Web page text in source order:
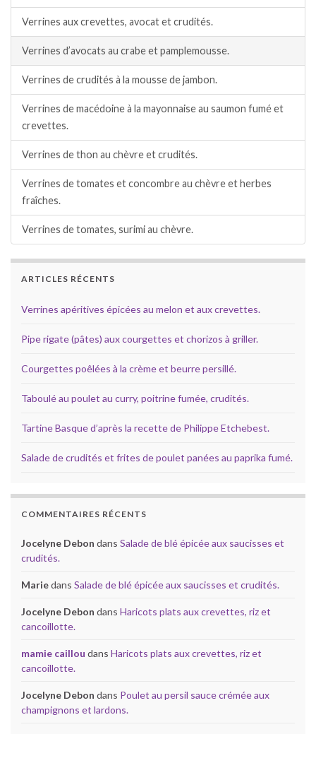
Verrines aux crevettes, avocat et crudités.
Verrines d’avocats au crabe et pamplemousse.
Verrines de crudités à la mousse de jambon.
Verrines de macédoine à la mayonnaise au saumon fumé et
crevettes.
Verrines de thon au chèvre et crudités.
Verrines de tomates et concombre au chèvre et herbes
fraîches.
Verrines de tomates, surimi au chèvre.
ARTICLES RÉCENTS
Verrines apéritives épicées au melon et aux crevettes.
Pipe rigate (pâtes) aux courgettes et chorizos à griller.
Courgettes poêlées à la crème et beurre persillé.
Taboulé au poulet au curry, poitrine fumée, crudités.
Tartine Basque d’après la recette de Philippe Etchebest.
Salade de crudités et frites de poulet panées au paprika fumé.
COMMENTAIRES RÉCENTS
Jocelyne Debon dans Salade de blé épicée aux saucisses et
crudités.
Mariedans Salade de blé épicée aux saucisses et crudités.
Jocelyne Debon dans Haricots plats aux crevettes, riz et
cancoillotte.
mamie caillou dans Haricots plats aux crevettes, riz et
cancoillotte.
Jocelyne Debon dans Poulet au persil sauce crémée aux
champignons et lardons.